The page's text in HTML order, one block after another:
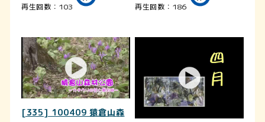
再生回数：103 再生回数：186
[335] 100409 猿倉山森